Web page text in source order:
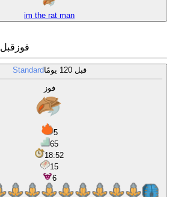
im the rat man
فوز قبل 120 يومًا
Standard قبل 120 يومًا
فوز
5
65
18:52
15
6